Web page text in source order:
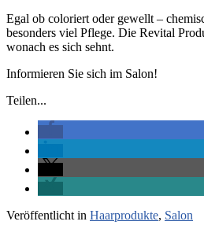
Egal ob coloriert oder gewellt –
besonders viel Pflege. Die Revital
wonach es sich sehnt.
Informieren Sie sich im Salon!
Teilen...
Veröffentlicht in Haarprodukte, Salon